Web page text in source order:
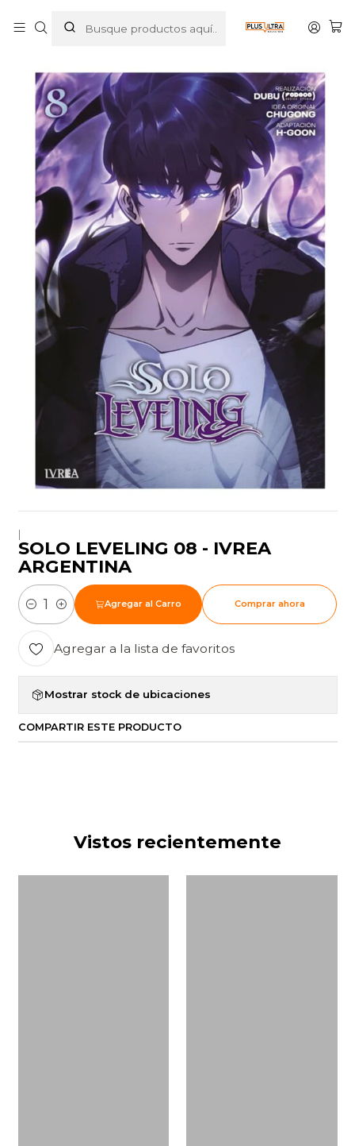
SOLO LEVELING 08 - IVREA ARGENTINA
|
SOLO LEVELING 08 - IVREA
ARGENTINA
Cantidad
Agregar al Carro Comprar ahora
Agregar a la lista de favoritos
Mostrar stock de ubicaciones
COMPARTIR ESTE PRODUCTO
Vistos recientemente